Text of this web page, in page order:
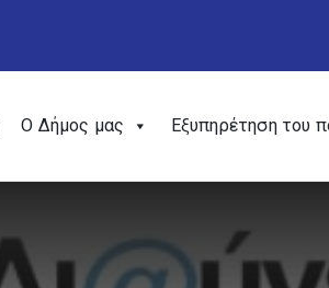
Ο Δήμος μας Εξυπηρέτηση του